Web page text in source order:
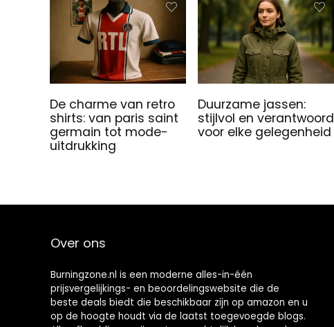
De charme van retro
shirts: van paris saint
germain tot mode-
uitdrukking
Duurzame jassen:
stijlvol en verantwoord
voor elke gelegenheid
Over ons
Burningzone.nl is een moderne alles-in-één
prijsvergelijkings- en beoordelingswebsite die de
beste deals biedt die beschikbaar zijn op amazon en u
op de hoogte houdt via de laatst toegevoegde blogs.